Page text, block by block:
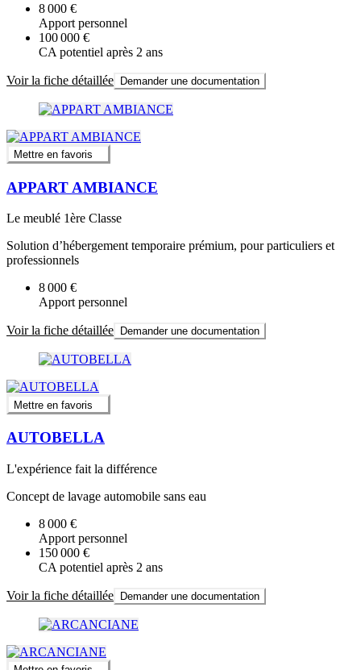
8 000 €
Apport personnel
100 000 €
CA potentiel après 2 ans
Voir la fiche détaillée Demander une documentation
Mettre en favoris
APPART AMBIANCE
Le meublé 1ère Classe
Solution d’hébergement temporaire prémium, pour particuliers et
professionnels
8 000 €
Apport personnel
Voir la fiche détaillée Demander une documentation
Mettre en favoris
AUTOBELLA
L'expérience fait la différence
Concept de lavage automobile sans eau
8 000 €
Apport personnel
150 000 €
CA potentiel après 2 ans
Voir la fiche détaillée Demander une documentation